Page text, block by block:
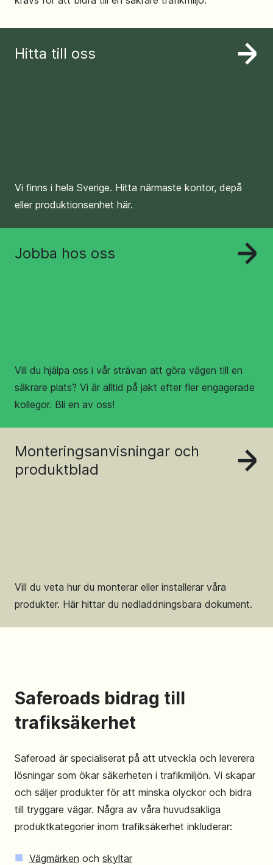
Hitta till oss
Vi finns i hela Sverige. Hitta närmaste kontor, depå
eller produktionsenhet här.
Jobba hos oss
Vill du hjälpa oss i vår strävan att göra vägen till en
säkrare plats? Vi är alltid på jakt efter fler engagerade
kollegor. Bli en av oss!
Monteringsanvisningar och
produktblad
Vill du veta hur du monterar eller installerar våra
produkter. Här hittar du nedladdningsbara dokument.
Saferoads bidrag till
trafiksäkerhet
Saferoad är specialiserat på att utveckla och leverera
lösningar som ökar säkerheten i trafikmiljön. Vi skapar
och säljer produkter för att minska olyckor och bidra
till tryggare vägar. Några av våra huvudsakliga
produktkategorier inom trafiksäkerhet inkluderar:
Vägmärken och skyltar